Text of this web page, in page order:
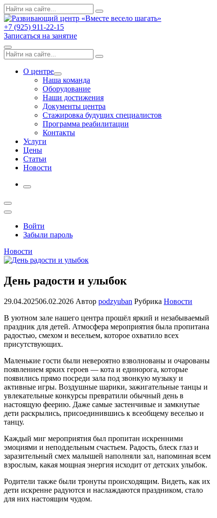
Skip
to
content
Поиск
по:
Search
+7 (925) 911-22-15
Записаться на занятие
Menu
Поиск
по:
Search
О центре
Expand
dropdown
Наша команда
Оборудование
Наши достижения
Документы центра
Стажировка будущих специалистов
Программа реабилитации
Контакты
Услуги
Цены
Статьи
Новости
More
Открыть
поиск
Профиль
Войти
Забыли пароль
Новости
День радости и улыбок
29.04.202506.02.2026 Автор podzyuban Рубрика Новости
В уютном зале нашего центра прошёл яркий и незабываемый
праздник для детей. Атмосфера мероприятия была пропитана
радостью, смехом и весельем, которое охватило всех
присутствующих.
Маленькие гости были невероятно взволнованы и очарованы
появлением ярких героев — кота и единорога, которые
появились прямо посреди зала под звонкую музыку и
активные игры. Воздушные шарики, зажигательные танцы и
увлекательные конкурсы превратили обычный день в
настоящую феерию. Даже самые застенчивые и замкнутые
дети раскрылись, присоединившись к всеобщему веселью и
танцу.
Каждый миг мероприятия был пропитан искренними
эмоциями и неподдельным счастьем. Радость, блеск глаз и
заразительный смех малышей наполняли зал, напоминая всем
взрослым, какая мощная энергия исходит от детских улыбок.
Родители также были тронуты происходящим. Видеть, как их
дети искренне радуются и наслаждаются праздником, стало
для них настоящим чудом.